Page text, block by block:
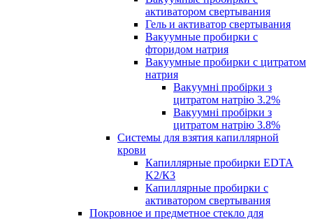
активатором свертывания
Гель и активатор свертывания
Вакуумные пробирки с
фторидом натрия
Вакуумные пробирки с цитратом
натрия
Вакуумні пробірки з
цитратом натрію 3.2%
Вакуумні пробірки з
цитратом натрію 3.8%
Системы для взятия капиллярной
крови
Капиллярные пробирки EDTA
K2/К3
Капиллярные пробирки с
активатором свертывания
Покровное и предметное стекло для